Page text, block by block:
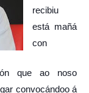
recibiu
está mañá
con
que ao noso
convocándoo á